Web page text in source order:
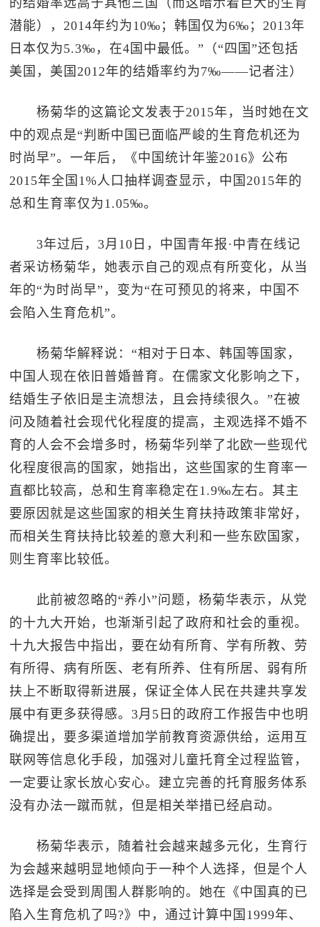
的结婚率远高于其他三国（而这暗示着巨大的生育
潜能），2014年约为10‰；韩国仅为6‰；2013年
日本仅为5.3‰，在4国中最低。”（“四国”还包括
美国，美国2012年的结婚率约为7‰——记者注）
杨菊华的这篇论文发表于2015年，当时她在文
中的观点是“判断中国已面临严峻的生育危机还为
时尚早”。一年后，《中国统计年鉴2016》公布
2015年全国1%人口抽样调查显示，中国2015年的
总和生育率仅为1.05‰。
3年过后，3月10日，中国青年报·中青在线记
者采访杨菊华，她表示自己的观点有所变化，从当
年的“为时尚早”，变为“在可预见的将来，中国不
会陷入生育危机”。
杨菊华解释说：“相对于日本、韩国等国家，
中国人现在依旧普婚普育。在儒家文化影响之下，
结婚生子依旧是主流想法，且会持续很久。”在被
问及随着社会现代化程度的提高，主观选择不婚不
育的人会不会增多时，杨菊华列举了北欧一些现代
化程度很高的国家，她指出，这些国家的生育率一
直都比较高，总和生育率稳定在1.9‰左右。其主
要原因就是这些国家的相关生育扶持政策非常好，
而相关生育扶持比较差的意大利和一些东欧国家，
则生育率比较低。
此前被忽略的“养小”问题，杨菊华表示，从党
的十九大开始，也渐渐引起了政府和社会的重视。
十九大报告中指出，要在幼有所育、学有所教、劳
有所得、病有所医、老有所养、住有所居、弱有所
扶上不断取得新进展，保证全体人民在共建共享发
展中有更多获得感。3月5日的政府工作报告中也明
确提出，要多渠道增加学前教育资源供给，运用互
联网等信息化手段，加强对儿童托育全过程监管，
一定要让家长放心安心。建立完善的托育服务体系
没有办法一蹴而就，但是相关举措已经启动。
杨菊华表示，随着社会越来越多元化，生育行
为会越来越明显地倾向于一种个人选择，但是个人
选择是会受到周围人群影响的。她在《中国真的已
陷入生育危机了吗?》中，通过计算中国1999年、